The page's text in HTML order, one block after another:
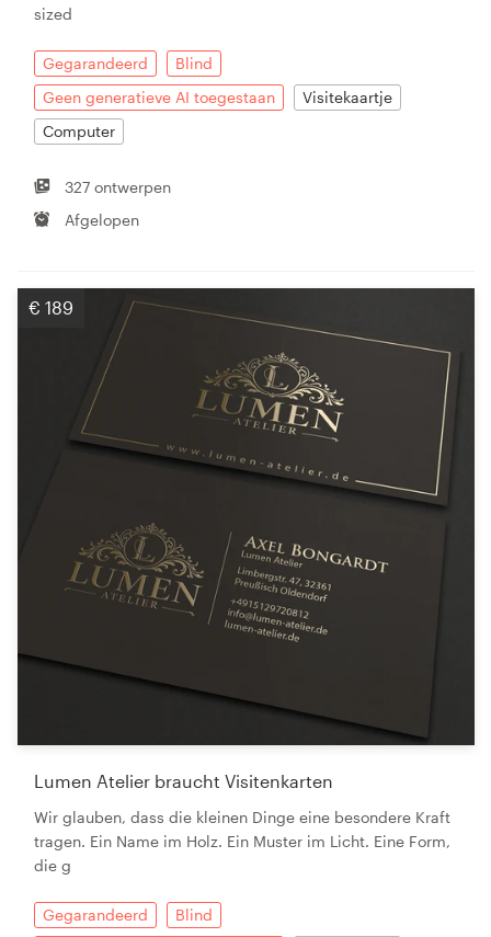
sized
Gegarandeerd
Blind
Geen generatieve AI toegestaan
Visitekaartje
Computer
327 ontwerpen
Afgelopen
€ 189
Lumen Atelier braucht Visitenkarten
Wir glauben, dass die kleinen Dinge eine besondere Kraft
tragen. Ein Name im Holz. Ein Muster im Licht. Eine Form,
die g
Gegarandeerd
Blind